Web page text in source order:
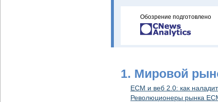
Обозрение подготовлено
1. Мировой
ECM и веб 2.0: как
Революционеры рынка